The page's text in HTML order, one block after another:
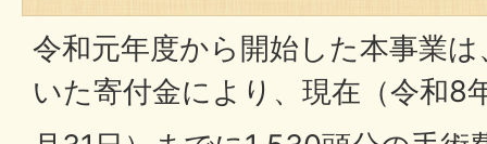
令和元年度から開始した本事業
いた寄付金により、現在（令和8